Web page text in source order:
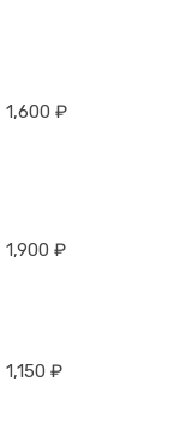
1,600 ₽
1,900 ₽
1,150 ₽